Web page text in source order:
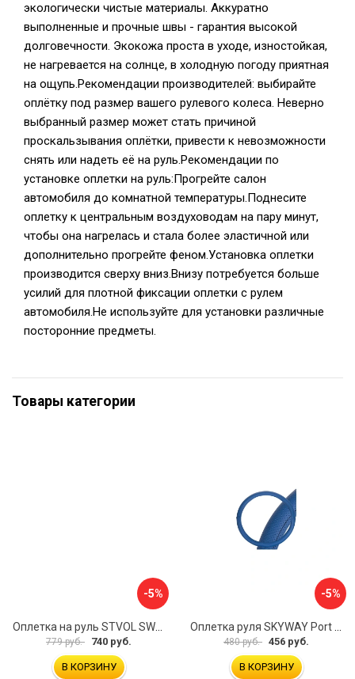
экологически чистые материалы. Аккуратно
выполненные и прочные швы - гарантия высокой
долговечности. Экокожа проста в уходе, изностойкая,
не нагревается на солнце, в холодную погоду приятная
на ощупь.Рекомендации производителей: выбирайте
оплётку под размер вашего рулевого колеса. Неверно
выбранный размер может стать причиной
проскальзывания оплётки, привести к невозможности
снять или надеть её на руль.Рекомендации по
установке оплетки на руль:Прогрейте салон
автомобиля до комнатной температуры.Поднесите
оплетку к центральным воздуховодам на пару минут,
чтобы она нагрелась и стала более эластичной или
дополнительно прогрейте феном.Установка оплетки
производится сверху вниз.Внизу потребуется больше
усилий для плотной фиксации оплетки с рулем
автомобиля.Не используйте для установки различные
посторонние предметы.
Товары категории
-5%
779 руб. 740 руб.
В КОРЗИНУ
-5%
480 руб. 456 руб.
В КОРЗИНУ